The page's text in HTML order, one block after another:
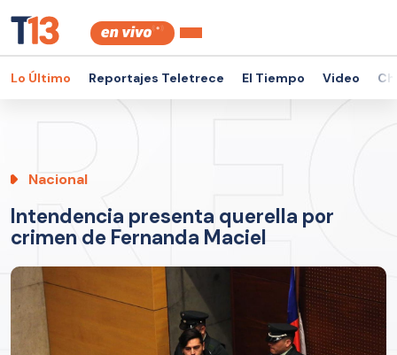
Lo Último Reportajes Teletrece El Tiempo Video
Nacional
Intendencia presenta querella por
crimen de Fernanda Maciel